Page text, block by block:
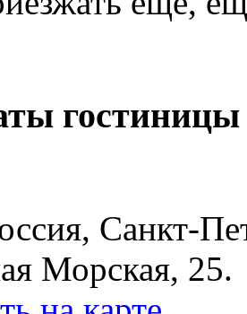
гостиницы
Санкт-
Морская, 25.